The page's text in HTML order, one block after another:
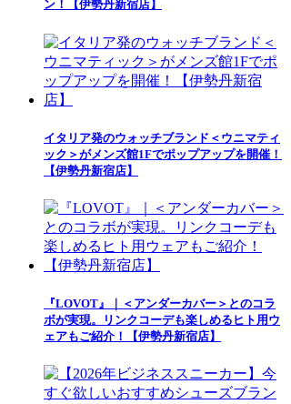
ン！【伊勢丹新宿店】
イタリア発のウォッチブランド＜ウニマティ
ック＞がメンズ館1Fでポップアップを開催！
【伊勢丹新宿店】
『LOVOT』｜＜アンダーカバー＞とのコラ
ボが実現。リンクコーデも楽しめるヒト用ウ
ェアもご紹介！【伊勢丹新宿店】